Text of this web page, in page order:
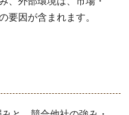
要因が含まれます。